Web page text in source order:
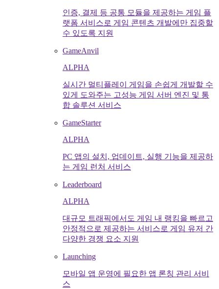
인증, 결제 등 공통 모듈을 제공하는 게임 플
랫폼 서비스로 게임 콘텐츠 개발에만 집중할
수 있도록 지원
GameAnvil
ALPHA
실시간 멀티플레이 게임을 손쉽게 개발할 수
있게 도와주는 고성능 게임 서버 엔진 및 통
합 솔루션 서비스
GameStarter
ALPHA
PC 앱의 설치, 업데이트, 실행 기능을 제공하
는 게임 런처 서비스
Leaderboard
ALPHA
대규모 트래픽에서도 게임 내 랭킹을 빠르고
안정적으로 제공하는 서비스로 게임 유저 간
다양한 경쟁 요소 지원
Launching
모바일 앱 운영에 필요한 앱 론칭 관리 서비
스